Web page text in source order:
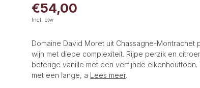
€54,00
Incl. btw
Domaine David Moret uit Chassagne-
wijn met diepe complexiteit. Rijpe perzik en
boterige vanille met een verfijnde eikenhouttoon.
met een lange, a Lees meer.